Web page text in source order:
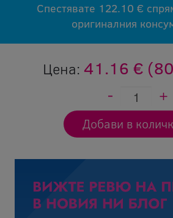
Спестявате 122.10 €
оригиналния
Цена: 41.16 €